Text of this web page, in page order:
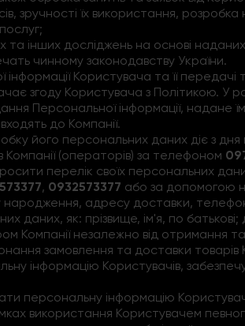
зручності їх використання, розробка
та інших досліджень на основі
чинному законодавству України.
Користувача та її передачі
згоду Користувача з Політикою. У
Персональної інформації, надане їм
до Компанії.
його персональних даних діє з
(операторів) за телефоном
перелік своїх персональних
, 0932573377 або за допомогою
народження, адресу доставки,
даних, як: прізвище, ім'я, по
Компанії незалежно від отримання
замовлення та доставки
інформацію Користувачів,
персональну інформацію
використання Користувачем